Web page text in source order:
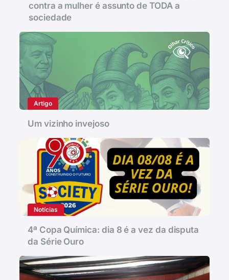
contra a mulher é assunto de TODA a
sociedade
Artigo
Um vizinho invejoso
Notícias
4ª Copa Química: dia 8 é a vez da disputa
da Série Ouro